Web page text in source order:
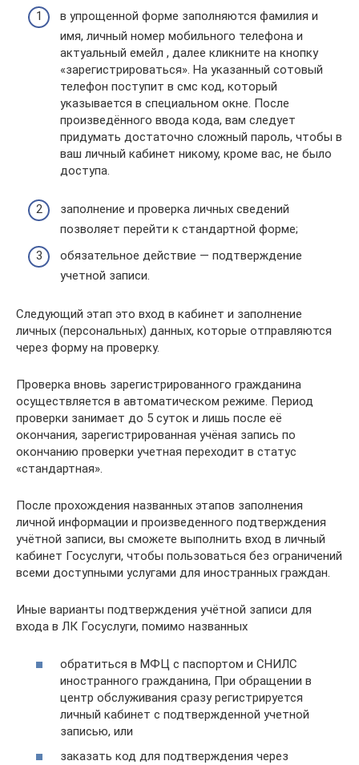
в упрощенной форме заполняются фамилия и
имя, личный номер мобильного телефона и
актуальный емейл , далее кликните на кнопку
«зарегистрироваться». На указанный сотовый
телефон поступит в смс код, который
указывается в специальном окне. После
произведённого ввода кода, вам следует
придумать достаточно сложный пароль, чтобы в
ваш личный кабинет никому, кроме вас, не было
доступа.
заполнение и проверка личных сведений
позволяет перейти к стандартной форме;
обязательное действие — подтверждение
учетной записи.
Следующий этап это вход в кабинет и заполнение
личных (персональных) данных, которые отправляются
через форму на проверку.
Проверка вновь зарегистрированного гражданина
осуществляется в автоматическом режиме. Период
проверки занимает до 5 суток и лишь после её
окончания, зарегистрированная учёная запись по
окончанию проверки учетная переходит в статус
«стандартная».
После прохождения названных этапов заполнения
личной информации и произведенного подтверждения
учётной записи, вы сможете выполнить вход в личный
кабинет Госуслуги, чтобы пользоваться без ограничений
всеми доступными услугами для иностранных граждан.
Иные варианты подтверждения учётной записи для
входа в ЛК Госуслуги, помимо названных
обратиться в МФЦ с паспортом и СНИЛС
иностранного гражданина, При обращении в
центр обслуживания сразу регистрируется
личный кабинет с подтвержденной учетной
записью, или
заказать код для подтверждения через